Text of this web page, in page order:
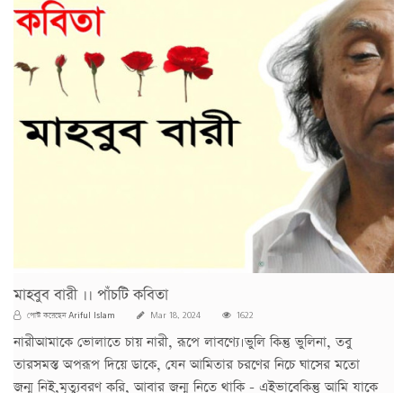
মাহবুব বারী ।। পাঁচটি কবিতা
পোস্ট করেছেনAriful Islam Mar 18, 2024 1622
নারীআমাকে ভোলাতে চায় নারী, রূপে লাবণ্যে।ভুলি কিন্তু ভুলিনা, তবু
তারসমস্ত অপরূপ দিয়ে ডাকে, যেন আমিতার চরণের নিচে ঘাসের মতো
জন্ম নিই,মৃত্যুবরণ করি, আবার জন্ম নিতে থাকি - এইভাবেকিন্তু আমি যাকে